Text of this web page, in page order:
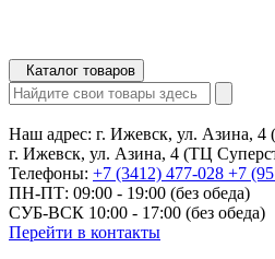
Каталог товаров
Наш адрес: г. Ижевск, ул. Азина, 4
г. Ижевск, ул. Азина, 4 (ТЦ
Телефоны: +7 (3412) 477-028 +7
ПН-ПТ: 09:00 - 19:00 (без обеда)
СУБ-ВСК 10:00 - 17:00 (без обеда)
Перейти в контакты